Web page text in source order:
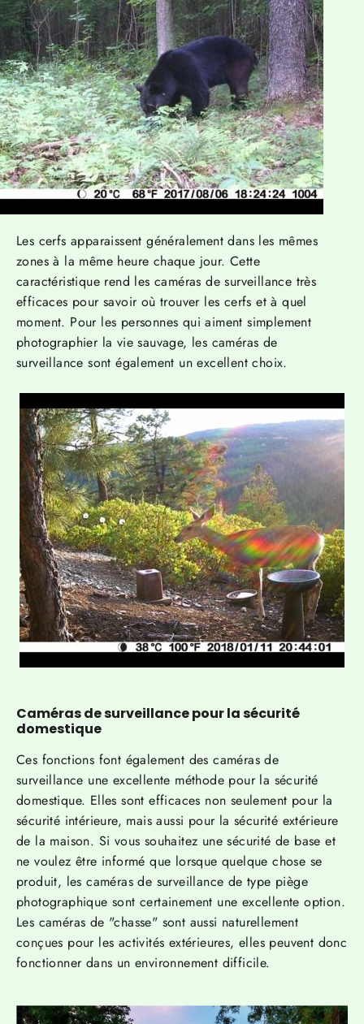
Les cerfs apparaissent généralement dans les mêmes
zones à la même heure chaque jour. Cette
caractéristique rend les caméras de surveillance très
efficaces pour savoir où trouver les cerfs et à quel
moment. Pour les personnes qui aiment simplement
photographier la vie sauvage, les caméras de
surveillance sont également un excellent choix.
Caméras de surveillance pour la sécurité
domestique
Ces fonctions font également des caméras de
surveillance une excellente méthode pour la sécurité
domestique. Elles sont efficaces non seulement pour la
sécurité intérieure, mais aussi pour la sécurité extérieure
de la maison. Si vous souhaitez une sécurité de base et
ne voulez être informé que lorsque quelque chose se
produit, les caméras de surveillance de type piège
photographique sont certainement une excellente option.
Les caméras de "chasse" sont aussi naturellement
conçues pour les activités extérieures, elles peuvent donc
fonctionner dans un environnement difficile.